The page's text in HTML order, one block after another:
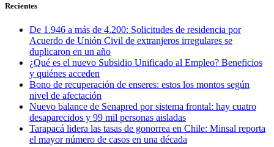
Recientes
De 1.946 a más de 4.200: Solicitudes de residencia por
Acuerdo de Unión Civil de extranjeros irregulares se
duplicaron en un año
¿Qué es el nuevo Subsidio Unificado al Empleo? Beneficios
y quiénes acceden
Bono de recuperación de enseres: estos los montos según
nivel de afectación
Nuevo balance de Senapred por sistema frontal: hay cuatro
desaparecidos y 99 mil personas aisladas
Tarapacá lidera las tasas de gonorrea en Chile: Minsal reporta
el mayor número de casos en una década